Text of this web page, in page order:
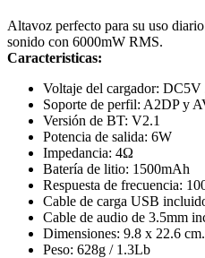
Altavoz perfecto para su uso
sonido con 6000mW RMS.
Caracteristicas:
Voltaje del cargador: DC5V
Soporte de perfil: A2DP y
Versión de BT: V2.1
Potencia de salida: 6W
Impedancia: 4Ω
Batería de litio: 1500mAh
Respuesta de frecuencia:
Cable de carga USB
Cable de audio de 3.5mm
Dimensiones: 9.8 x 22.6 cm.
Peso: 628g / 1.3Lb